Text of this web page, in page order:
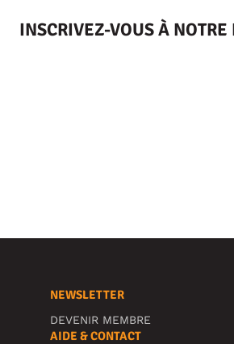
INSCRIVEZ-VOUS À
NEWSLETTER
DEVENIR MEMBRE
AIDE & CONTACT